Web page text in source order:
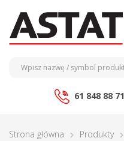
61 848 88 71
Strona główna Produkty